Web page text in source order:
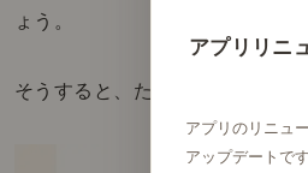
ょう。
そうすると、たくさんのお部屋
アプリリニ
アプリのリニュ
アップデートで